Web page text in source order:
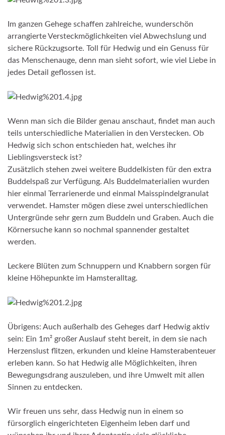
Im ganzen Gehege schaffen zahlreiche, wunderschön
arrangierte Versteckmöglichkeiten viel Abwechslung und
sichere Rückzugsorte. Toll für Hedwig und ein Genuss für
das Menschenauge, denn man sieht sofort, wie viel Liebe in
jedes Detail geflossen ist.
Wenn man sich die Bilder genau anschaut, findet man auch
teils unterschiedliche Materialien in den Verstecken. Ob
Hedwig sich schon entschieden hat, welches ihr
Lieblingsversteck ist?
Zusätzlich stehen zwei weitere Buddelkisten für den extra
Buddelspaß zur Verfügung. Als Buddelmaterialien wurden
hier einmal Terrarienerde und einmal Maisspindelgranulat
verwendet. Hamster mögen diese zwei unterschiedlichen
Untergründe sehr gern zum Buddeln und Graben. Auch die
Körnersuche kann so nochmal spannender gestaltet
werden.
Leckere Blüten zum Schnuppern und Knabbern sorgen für
kleine Höhepunkte im Hamsteralltag.
Übrigens: Auch außerhalb des Geheges darf Hedwig aktiv
sein: Ein 1m² großer Auslauf steht bereit, in dem sie nach
Herzenslust flitzen, erkunden und kleine Hamsterabenteuer
erleben kann. So hat Hedwig alle Möglichkeiten, ihren
Bewegungsdrang auszuleben, und ihre Umwelt mit allen
Sinnen zu entdecken.
Wir freuen uns sehr, dass Hedwig nun in einem so
fürsorglich eingerichteten Eigenheim leben darf und